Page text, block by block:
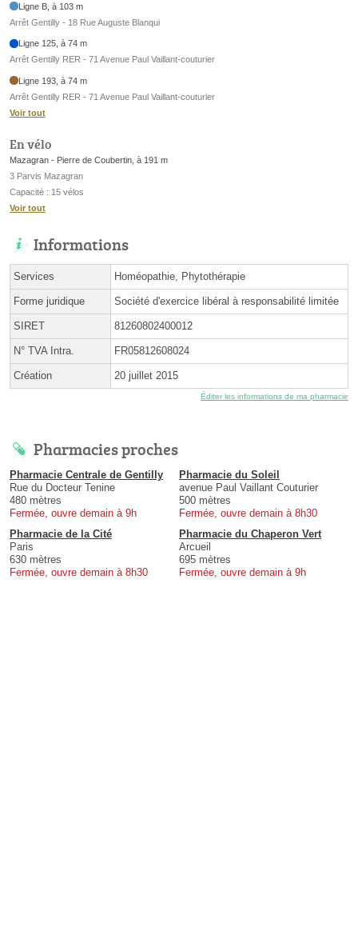
Ligne B, à 103 m
Arrêt Gentilly - 18 Rue Auguste Blanqui
Ligne 125, à 74 m
Arrêt Gentilly RER - 71 Avenue Paul Vaillant-couturier
Ligne 193, à 74 m
Arrêt Gentilly RER - 71 Avenue Paul Vaillant-couturier
Voir tout
En vélo
Mazagran - Pierre de Coubertin, à 191 m
3 Parvis Mazagran
Capacité : 15 vélos
Voir tout
Informations
Services Homéopathie, Phytothérapie
Forme juridique Société d'exercice libéral à responsabilité limitée
SIRET 81260802400012
N° TVA Intra. FR05812608024
Création 20 juillet 2015
Éditer les informations de ma pharmacie
Pharmacies proches
Pharmacie Centrale de Gentilly
Rue du Docteur Tenine
480 mètres
Fermée, ouvre demain à 9h
Pharmacie du Soleil
avenue Paul Vaillant Couturier
500 mètres
Fermée, ouvre demain à 8h30
Pharmacie de la Cité
Paris
630 mètres
Fermée, ouvre demain à 8h30
Pharmacie du Chaperon Vert
Arcueil
695 mètres
Fermée, ouvre demain à 9h